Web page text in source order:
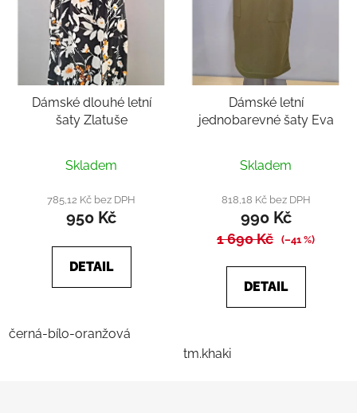
Dámské dlouhé letní
šaty Zlatuše
Skladem
785,12 Kč bez DPH
950 Kč
DETAIL
černá-bílo-oranžová
Dámské letní
jednobarevné šaty Eva
hodnocení
produktu
je
4,3
5
Skladem
818,18 Kč bez DPH
990 Kč
1 690 Kč (–41 %)
DETAIL
tm.khaki